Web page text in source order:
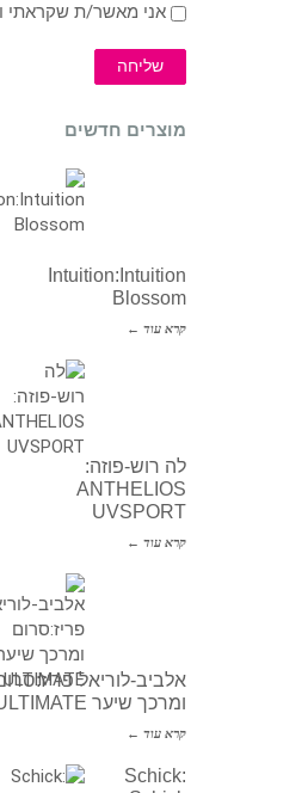
אני מאשר/ת שקראתי
שליחה
מוצרים חדשים
Intuition:Intuition
Blossom
קרא עוד ←
לה רוש-פוזה:
ANTHELIOS
UVSPORT
קרא עוד ←
אלביב-לוריאל
ומרכך שיער ULTIMATE
קרא עוד ←
Schick: